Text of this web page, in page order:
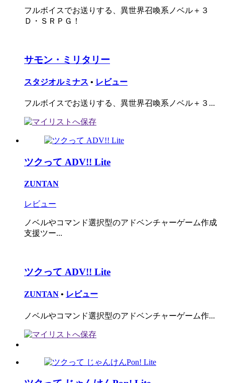
フルボイスでお送りする、異世界召喚系ノベル＋３
Ｄ・ＳＲＰＧ！
サモン・ミリタリー
スタジオルミナス • レビュー
フルボイスでお送りする、異世界召喚系ノベル＋３...
ツクって ADV!! Lite
ZUNTAN
レビュー
ノベルやコマンド選択型のアドベンチャーゲーム作成
支援ツー...
ツクって ADV!! Lite
ZUNTAN • レビュー
ノベルやコマンド選択型のアドベンチャーゲーム作...